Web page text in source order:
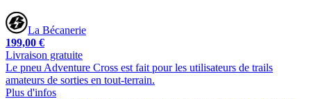
La Bécanerie
199,00 €
Livraison gratuite
Le pneu Adventure Cross est fait pour les utilisateurs de trails
amateurs de sorties en tout-terrain.
Plus d'infos